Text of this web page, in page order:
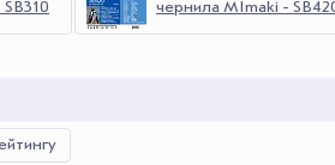
чернила MImaki -